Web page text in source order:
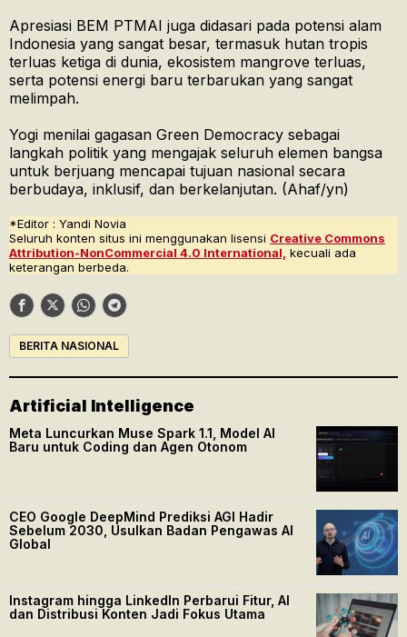
Apresiasi BEM PTMAI juga didasari pada potensi alam
Indonesia yang sangat besar, termasuk hutan tropis
terluas ketiga di dunia, ekosistem mangrove terluas,
serta potensi energi baru terbarukan yang sangat
melimpah.
Yogi menilai gagasan Green Democracy sebagai
langkah politik yang mengajak seluruh elemen bangsa
untuk berjuang mencapai tujuan nasional secara
berbudaya, inklusif, dan berkelanjutan. (Ahaf/yn)
*Editor : Yandi Novia
Seluruh konten situs ini menggunakan lisensi Creative Commons
Attribution-NonCommercial 4.0 International, kecuali ada
keterangan berbeda.
BERITA NASIONAL
Artificial Intelligence
Meta Luncurkan Muse Spark 1.1, Model AI
Baru untuk Coding dan Agen Otonom
CEO Google DeepMind Prediksi AGI Hadir
Sebelum 2030, Usulkan Badan Pengawas AI
Global
Instagram hingga LinkedIn Perbarui Fitur, AI
dan Distribusi Konten Jadi Fokus Utama